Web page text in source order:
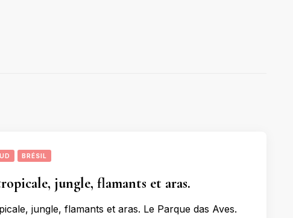
BRÉSIL
jungle, flamants et aras.
jungle, flamants et aras. Le Parque das Aves.